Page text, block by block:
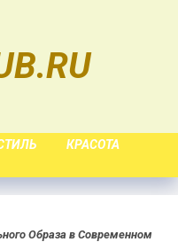
КРАСОТА
Образа в Современном